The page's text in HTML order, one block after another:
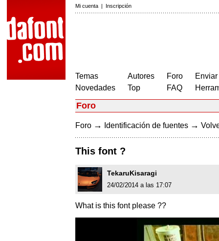
Mi cuenta | Inscripción
Temas
Novedades
Autores
Top
Foro
FAQ
Foro
Foro → Identificación de fuentes →
This font ?
TekaruKisaragi
24/02/2014 a las 17:07
What is this font please ??